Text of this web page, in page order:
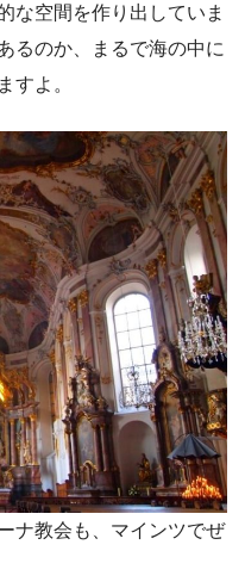
な空間を作り出していま
るのか、まるで海の中に
すよ。
ナ教会も、マインツでぜ